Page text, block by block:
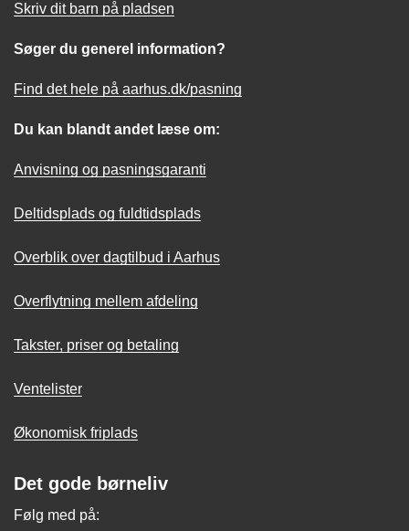
Skriv dit barn på pladsen
Søger du generel information?
Find det hele på aarhus.dk/pasning
Du kan blandt andet læse om:
Anvisning og pasningsgaranti
Deltidsplads og fuldtidsplads
Overblik over dagtilbud i Aarhus
Overflytning mellem afdeling
Takster, priser og betaling
Ventelister
Økonomisk friplads
Det gode børneliv
Følg med på: